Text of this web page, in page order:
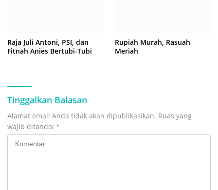
Raja Juli Antoni, PSI, dan
Fitnah Anies Bertubi-Tubi
Rupiah Murah, Rasuah
Meriah
Tinggalkan Balasan
Alamat email Anda tidak akan dipublikasikan. Ruas yang
wajib ditandai *